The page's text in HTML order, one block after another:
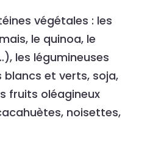
végétales : les
le quinoa, le
les légumineuses
et verts, soja,
fruits oléagineux
noisettes,